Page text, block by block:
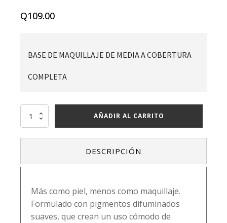
Q109.00
BASE DE MAQUILLAJE DE MEDIA A COBERTURA
COMPLETA
Flawless
AÑADIR AL CARRITO
DESCRIPCIÓN
Más como piel, menos como maquillaje.
Formulado con pigmentos difuminados
suaves, que crean un uso cómodo de